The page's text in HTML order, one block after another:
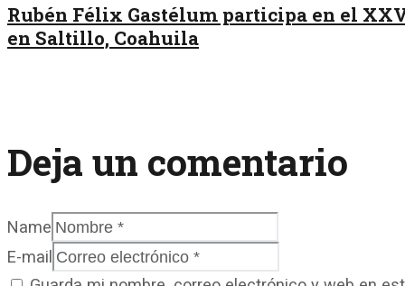
Rubén Félix Gastélum participa en el
en Saltillo, Coahuila
Deja un comentario
Name
E-mail